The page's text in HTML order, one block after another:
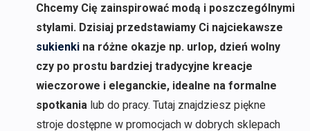
Chcemy Cię zainspirować modą i poszczególnymi
stylami. Dzisiaj przedstawiamy Ci najciekawsze
sukienkina różne okazje np. urlop, dzień wolny
czy po prostu bardziej tradycyjne kreacje
wieczorowe i eleganckie, idealne na formalne
spotkania lub do pracy. Tutaj znajdziesz piękne
stroje dostępne w promocjach w dobrych sklepach